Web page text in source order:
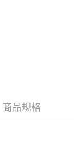
不含預購商品］
天不含預購商品］
上)免運費
商品規格